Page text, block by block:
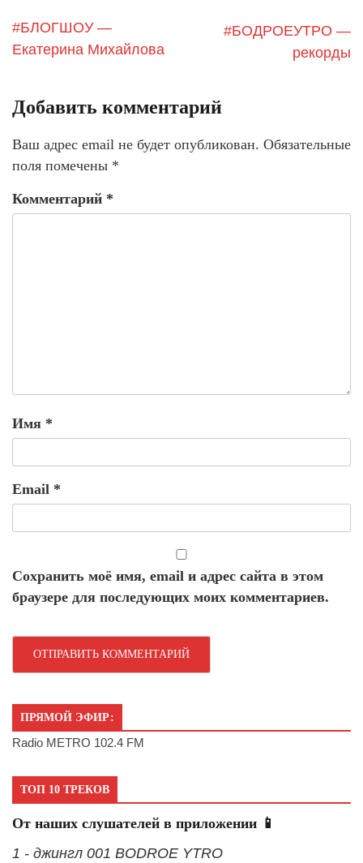
#БЛОГШОУ —
Екатерина Михайлова
#БОДРОЕУТРО —
рекорды
Добавить комментарий
Ваш адрес email не будет опубликован. Обязательные
поля помечены *
Комментарий *
Имя *
Email *
Сохранить моё имя, email и адрес сайта в этом
браузере для последующих моих комментариев.
ПРЯМОЙ ЭФИР:
Radio METRO 102.4 FM
ТОП 10 ТРЕКОВ
От наших слушателей в приложении 📱
1 - джингл 001 BODROE YTRO